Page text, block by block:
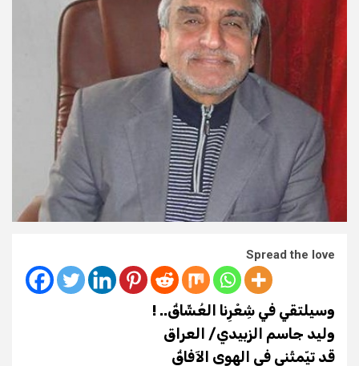
Spread the love
وسيلتقي في شِعْرِنا العُشّاقُ.. !
وليد جاسم الزبيدي/ العراق
قد تيّمتْني في الهوى الآفاقُ